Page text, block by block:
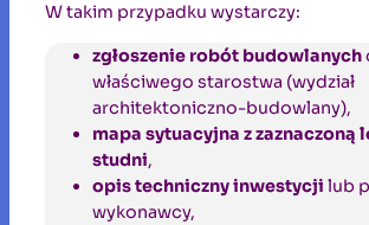
W takim przypadku wystarczy:
zgłoszenie robót budowlanych
właściwego starostwa (wydział
architektoniczno-budowlany),
mapa sytuacyjna z zaznaczoną
studni,
opis techniczny inwestycji lub
wykonawcy,